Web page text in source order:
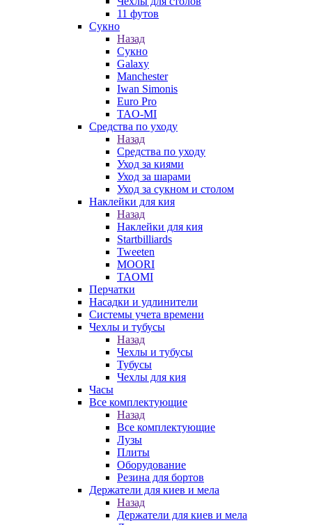
11 футов
Сукно
Назад
Сукно
Galaxy
Manchester
Iwan Simonis
Euro Pro
TAO-MI
Средства по уходу
Назад
Средства по уходу
Уход за киями
Уход за шарами
Уход за сукном и столом
Наклейки для кия
Назад
Наклейки для кия
Startbilliards
Tweeten
MOORI
TAOMI
Перчатки
Насадки и удлинители
Системы учета времени
Чехлы и тубусы
Назад
Чехлы и тубусы
Тубусы
Чехлы для кия
Часы
Все комплектующие
Назад
Все комплектующие
Лузы
Плиты
Оборудование
Резина для бортов
Держатели для киев и мела
Назад
Держатели для киев и мела